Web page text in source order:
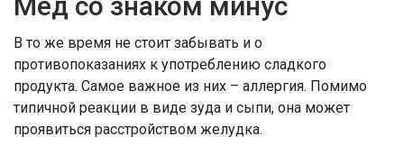
В то же время не стоит забывать и о
противопоказаниях к употреблению сладкого
продукта. Самое важное из них – аллергия. Помимо
типичной реакции в виде зуда и сыпи, она может
проявиться расстройством желудка.